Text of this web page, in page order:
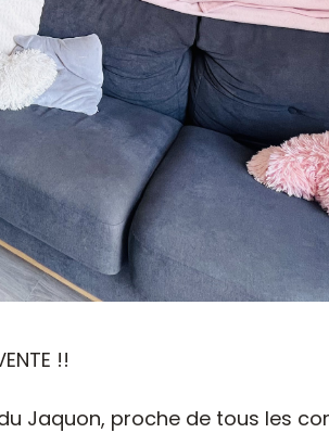
!!
Jaquon, proche de tous les